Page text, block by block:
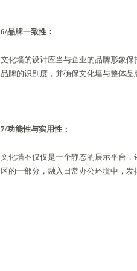
6/品牌一致性 ：
文化墙的设计应当与企业的品牌形象
品牌的识别度，并确保文化墙与整体品
7/功能性与实用性：
文化墙不仅仅是一个静态的展示平台
区的一部分，融入日常办公环境中，发